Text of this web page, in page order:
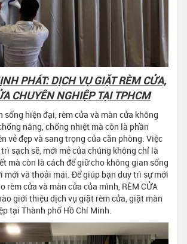
PHÁT: DỊCH VỤ GIẶT RÈM CỬA,
CHUYÊN NGHIỆP TẠI TPHCM
sống hiện đại, rèm cửa và màn cửa không
nắng, chống nhiệt mà còn là phần
vẻ đẹp và sang trọng của căn phòng. Việc
sạch sẽ, mới mẻ của chúng không chỉ là
mà còn là cách để giữ cho không gian sống
mới và thoải mái. Để giúp bạn duy trì sự mới
rèm cửa và màn cửa của mình, RÈM CỬA
giới thiệu dịch vụ giặt rèm cửa, giặt màn
tại Thành phố Hồ Chí Minh.